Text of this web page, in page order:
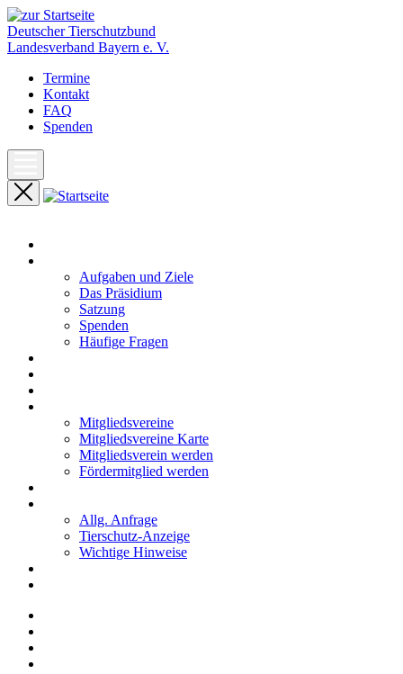
Deutscher Tierschutzbund
Landesverband Bayern e. V.
Termine
Kontakt
FAQ
Spenden
Aufgaben und Ziele
Das Präsidium
Satzung
Spenden
Häufige Fragen
Mitgliedsvereine
Mitgliedsvereine Karte
Mitgliedsverein werden
Fördermitglied werden
Allg. Anfrage
Tierschutz-Anzeige
Wichtige Hinweise